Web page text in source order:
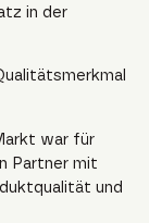
in der
war für
Partner mit
und